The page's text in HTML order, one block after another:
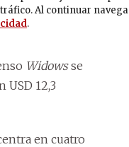
Widowsse
12,3
en cuatro